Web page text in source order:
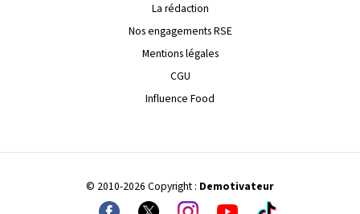
La rédaction
Nos engagements RSE
Mentions légales
CGU
Influence Food
© 2010-2026 Copyright : Demotivateur